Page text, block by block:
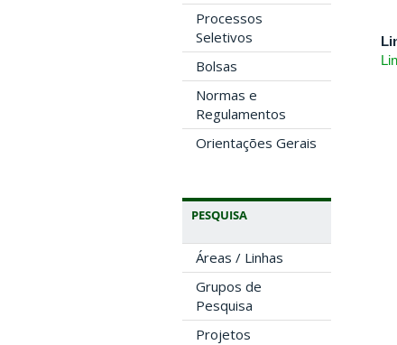
Processos
Seletivos
Bolsas
Normas e
Regulamentos
Orientações Gerais
PESQUISA
Áreas / Linhas
Grupos de
Pesquisa
Projetos